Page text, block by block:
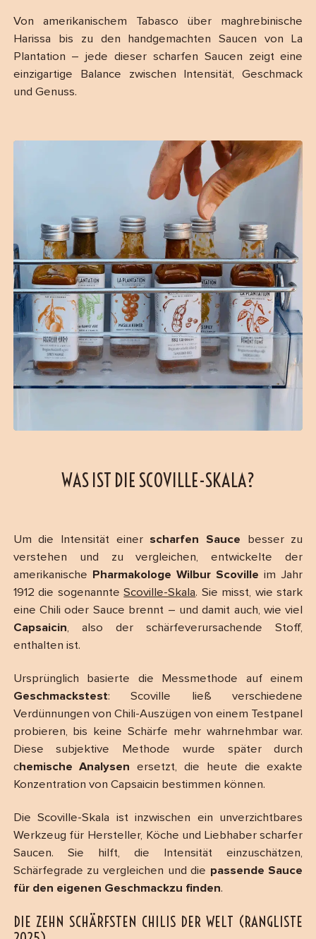
Von amerikanischem Tabasco über maghrebinische
Harissa bis zu den handgemachten Saucen von La
Plantation – jede dieser scharfen Saucen zeigt eine
einzigartige Balance zwischen Intensität, Geschmack
und Genuss.
WAS IST DIE SCOVILLE-SKALA?
Um die Intensität einer scharfen Sauce besser zu
verstehen und zu vergleichen, entwickelte der
amerikanische
Pharmakologe Wilbur Scoville im Jahr
1912 die sogenannteScoville-Skala. Sie misst, wie stark
eine Chili oder Sauce brennt – und damit auch, wie viel
Capsaicin, also der schärfeverursachende Stoff,
enthalten ist.
Ursprünglich basierte die Messmethode auf einem
Geschmackstest: Scoville ließ verschiedene
Verdünnungen von Chili-Auszügen von einem Testpanel
probieren, bis keine Schärfe mehr wahrnehmbar war.
Diese subjektive Methode wurde später durch
chemische Analysen ersetzt, die heute die exakte
Konzentration von Capsaicin bestimmen können.
Die Scoville-Skala ist inzwischen ein unverzichtbares
Werkzeug für Hersteller, Köche und Liebhaber scharfer
Saucen. Sie hilft, die Intensität einzuschätzen,
Schärfegrade zu vergleichen und die passende Sauce
für den eigenen Geschmackzu finden.
DIE ZEHN SCHÄRFSTEN CHILIS DER WELT (RANGLISTE